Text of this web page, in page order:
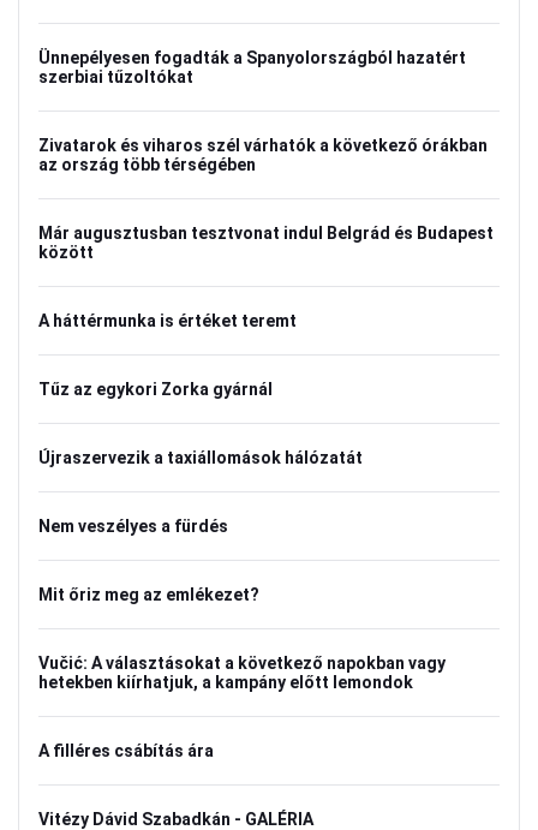
Ünnepélyesen fogadták a Spanyolországból hazatért
szerbiai tűzoltókat
Zivatarok és viharos szél várhatók a következő órákban
az ország több térségében
Már augusztusban tesztvonat indul Belgrád és Budapest
között
A háttérmunka is értéket teremt
Tűz az egykori Zorka gyárnál
Újraszervezik a taxiállomások hálózatát
Nem veszélyes a fürdés
Mit őriz meg az emlékezet?
Vučić: A választásokat a következő napokban vagy
hetekben kiírhatjuk, a kampány előtt lemondok
A filléres csábítás ára
Vitézy Dávid Szabadkán - GALÉRIA